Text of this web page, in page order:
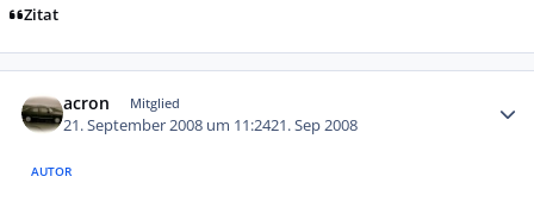
Zitat
acron Mitglied
21. September 2008 um 11:2421. Sep 2008
AUTOR